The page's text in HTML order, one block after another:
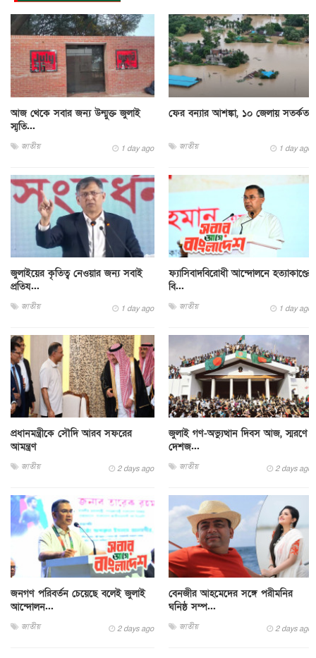
আজ থেকে সবার জন্য উন্মুক্ত জুলাই
স্মৃতি...
জাতীয় 1 day ago
ফের বন্যার আশঙ্কা, ১০ জেলায় সতর্কতা
জাতীয় 1 day ago
জুলাইয়ের কৃতিত্ব নেওয়ার জন্য সবাই
প্রতিয...
জাতীয় 1 day ago
ফ্যাসিবাদবিরোধী আন্দোলনে হত্যাকাণ্ডের
বি...
জাতীয় 1 day ago
প্রধানমন্ত্রীকে সৌদি আরব সফরের
আমন্ত্রণ
জাতীয় 2 days ago
জুলাই গণ-অভ্যুত্থান দিবস আজ, স্মরণে
দেশজ...
জাতীয় 2 days ago
জনগণ পরিবর্তন চেয়েছে বলেই জুলাই
আন্দোলন...
জাতীয় 2 days ago
বেনজীর আহমেদের সঙ্গে পরীমনির
ঘনিষ্ঠ সম্প...
জাতীয় 2 days ago